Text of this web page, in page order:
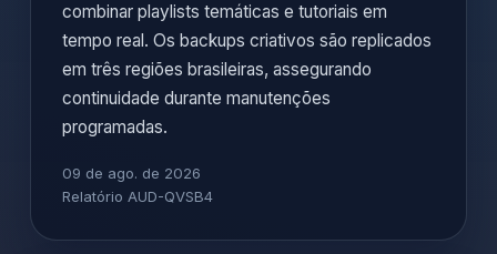
combinar playlists temáticas e tutoriais em
tempo real. Os backups criativos são replicados
em três regiões brasileiras, assegurando
continuidade durante manutenções
programadas.
09 de ago. de 2026
Relatório AUD-QVSB4